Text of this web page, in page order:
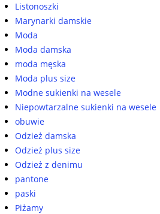
Listonoszki
Marynarki damskie
Moda
Moda damska
moda męska
Moda plus size
Modne sukienki na wesele
Niepowtarzalne sukienki na wesele
obuwie
Odzież damska
Odzież plus size
Odzież z denimu
pantone
paski
Piżamy